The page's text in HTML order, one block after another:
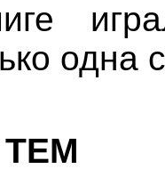
одна